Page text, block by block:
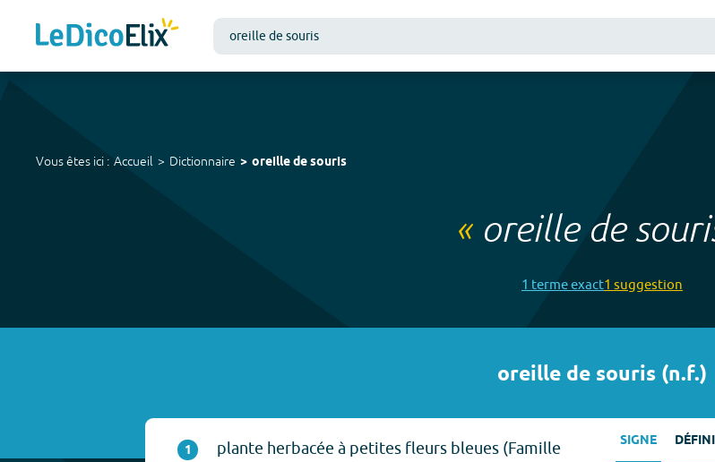
Vous êtes ici : Accueil Dictionnaire oreille de souris
« oreille de
1 termeexact1 suggestion
oreille de souris (n.f.)
1
plante herbacée à petites fleurs bleues (Famille
SIGNE